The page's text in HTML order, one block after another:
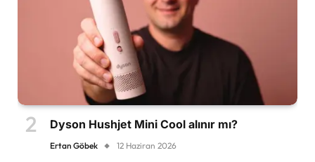
Dyson Hushjet Mini Cool alınır mı?
Ertan Göbek 12 Haziran 2026